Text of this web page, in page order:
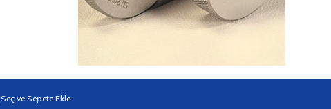
Seç ve Sepete Ekle